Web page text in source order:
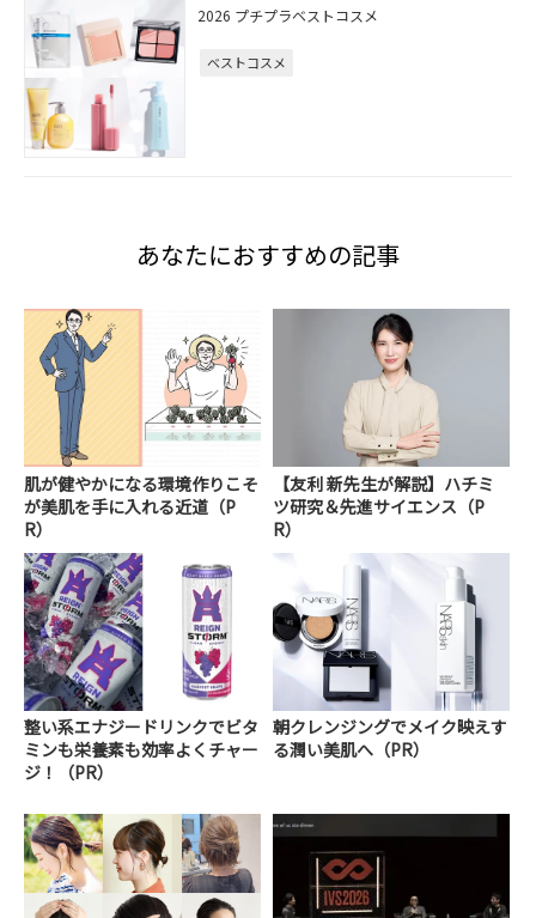
2026 プチプラベストコスメ
ベストコスメ
あなたにおすすめの記事
肌が健やかになる環境作りこそ
が美肌を手に入れる近道（P
R）
【友利 新先生が解説】ハチミ
ツ研究＆先進サイエンス（P
R）
整い系エナジードリンクでビタ
ミンも栄養素も効率よくチャー
ジ！（PR）
朝クレンジングでメイク映えす
る潤い美肌へ（PR）